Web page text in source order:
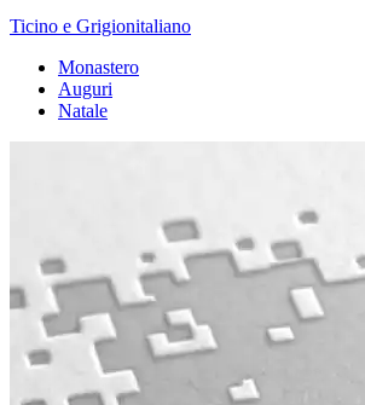
Ticino e Grigionitaliano
Monastero
Auguri
Natale